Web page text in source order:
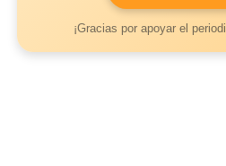
¡Gracias por apoyar el